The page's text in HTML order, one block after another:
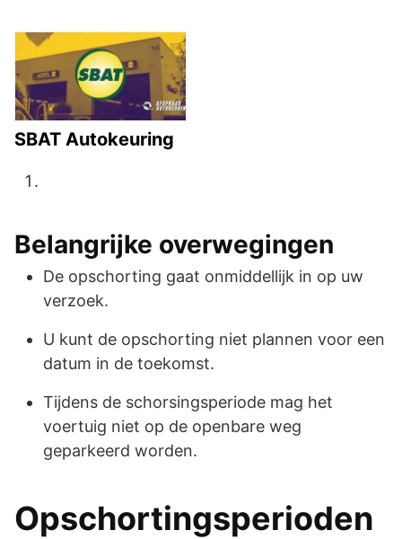
SBAT Autokeuring
Belangrijke overwegingen
De opschorting gaat onmiddellijk in op uw
verzoek.
U kunt de opschorting niet plannen voor een
datum in de toekomst.
Tijdens de schorsingsperiode mag het
voertuig niet op de openbare weg
geparkeerd worden.
Opschortingsperioden